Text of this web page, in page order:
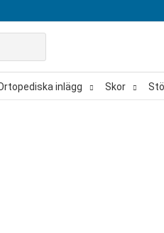
inlägg Skor